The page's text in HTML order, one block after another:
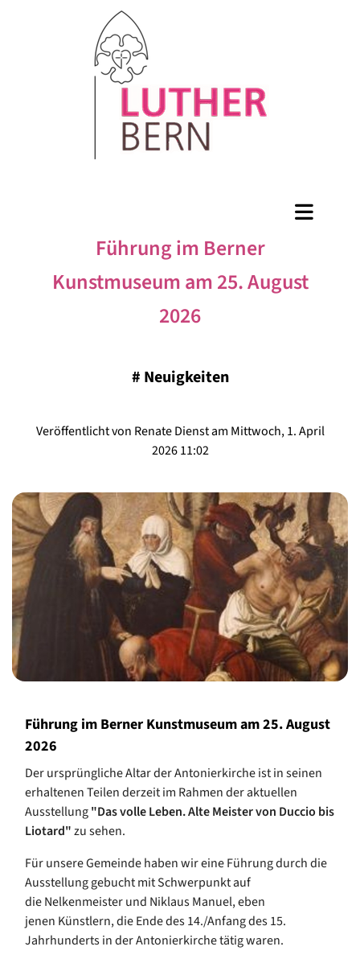
Führung im Berner
Kunstmuseum am 25. August
2026
# Neuigkeiten
Veröffentlicht von Renate Dienst am Mittwoch, 1. April
2026 11:02
Führung im Berner Kunstmuseum am 25. August
2026
Der ursprüngliche Altar der Antonierkirche ist in seinen
erhaltenen Teilen derzeit im Rahmen der aktuellen
Ausstellung"Das volle Leben. Alte Meister von Duccio bis
Liotard"zu sehen.
Für unsere Gemeinde haben wir eine Führung durch die
Ausstellung gebucht mit Schwerpunkt auf
die Nelkenmeister und Niklaus Manuel, eben
jenen Künstlern, die Ende des 14./Anfang des 15.
Jahrhunderts in der Antonierkirche tätig waren.